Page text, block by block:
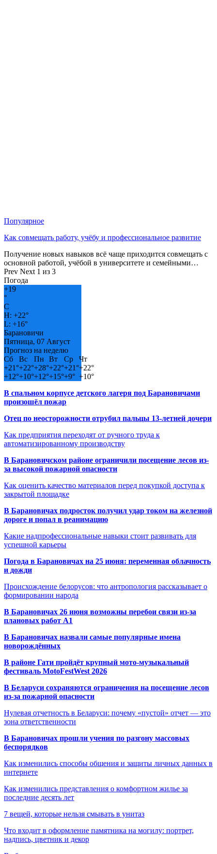
Популярное
Как совмещать работу, учёбу и профессиональное развитие
Получение новых навыков всё чаще приходится совмещать с
основной работой, учёбой в университете и семейными…
Prev Next 1 из 3
Погода
+19
°
C
H: +22°
L: +16°
Барановичи
Пятница, 07 Август
Прогноз на неделю
Сб
Вс Пн Вт Ср
Чт
+21°+22°+28°+22°+21°+22°
+12°+10°+12°+15°+9° +10°
В спальном корпусе детского лагеря под Барановичами
произошёл пожар
Отец по неосторожности отрубил пальцы 13-летней дочери
Как предприятия переходят от ручного труда к
автоматизированному производству
В Барановичском районе ограничили посещение лесов из-
за высокой пожарной опасности
Как оценить качество материалов перед покупкой доступа к
закрытой площадке
В Барановичах подросток получил удар током на железной
дороге и попал в реанимацию
Какие надпрофессиональные навыки стоит развивать для
успешной карьеры
Погода в Барановичах на 25 июня: переменная облачность
и дожди
Происхождение белорусов: что антропология рассказывает о
формировании народа
В Барановичах 26 июня возможны перебои связи из-за
плановых работ A1
В Барановичах назвали самые популярные имена
новорождённых
В районе Гати пройдёт крупный мото-музыкальный
фестиваль MotoFestWest 2026
В Беларуси сохраняются ограничения на посещение лесов
из-за пожарной опасности
Нулевая отчетность в Беларуси: почему «пустой» отчет — это
зона ответственности
В Барановичах прошли учения по разгону массовых
беспорядков
Как изменились способы общения и защиты личных данных в
интернете
Как изменились представления о комфортном жилье за
последние десять лет
7 вещей, которые нельзя смывать в унитаз
Что входит в оформление памятника на могилу: портрет,
надпись, цветник и декор